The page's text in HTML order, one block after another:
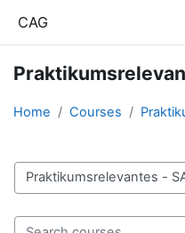
CAG
Home Courses
Course categories
Search courses